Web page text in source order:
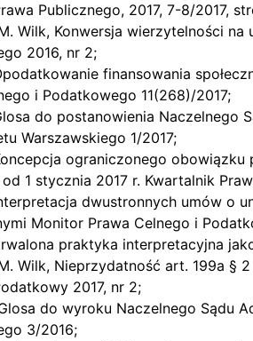
Publicznego, 2017, 7-8/2017,
Wilk, Konwersja wierzytelności
2016, nr 2;
finansowania
i Podatkowego 11(268)/2017;
do postanowienia Naczelnego
Warszawskiego 1/2017;
ograniczonego
1 stycznia 2017 r. Kwartalnik
dwustronnych umów o
Monitor Prawa Celnego i
praktyka interpretacyjna
Wilk, Nieprzydatność art. 199a
2017, nr 2;
do wyroku Naczelnego Sądu
3/2016;